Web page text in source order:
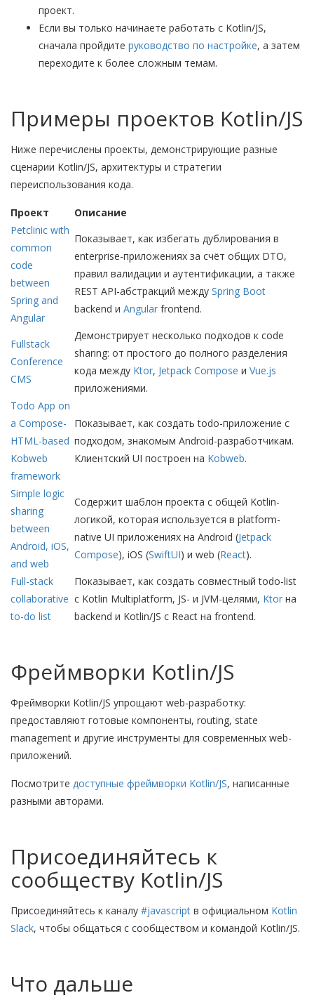
проект.
Если вы только начинаете работать с Kotlin/JS,
сначала пройдите руководство по настройке, а затем
переходите к более сложным темам.
Примеры проектов Kotlin/JS
Ниже перечислены проекты, демонстрирующие разные
сценарии Kotlin/JS, архитектуры и стратегии
переиспользования кода.
Проект
Описание
Petclinic with
common
code
between
Spring and
Angular
Показывает, как избегать дублирования в
enterprise-приложениях за счёт общих DTO,
правил валидации и аутентификации, а также
REST API-абстракций между Spring Boot
backend и Angular frontend.
Fullstack
Conference
CMS
Демонстрирует несколько подходов к code
sharing: от простого до полного разделения
кода между Ktor, Jetpack Compose и Vue.js
приложениями.
Todo App on
a Compose-
HTML-based
Kobweb
framework
Показывает, как создать todo-приложение с
подходом, знакомым Android-разработчикам.
Клиентский UI построен на Kobweb.
Simple logic
sharing
between
Android, iOS,
and web
Содержит шаблон проекта с общей Kotlin-
логикой, которая используется в platform-
native UI приложениях на Android (Jetpack
Compose), iOS (SwiftUI) и web (React).
Full-stack
collaborative
to-do list
Показывает, как создать совместный todo-list
с Kotlin Multiplatform, JS- и JVM-целями, Ktor на
backend и Kotlin/JS с React на frontend.
Фреймворки Kotlin/JS
Фреймворки Kotlin/JS упрощают web-разработку:
предоставляют готовые компоненты, routing, state
management и другие инструменты для современных web-
приложений.
Посмотрите доступные фреймворки Kotlin/JS, написанные
разными авторами.
Присоединяйтесь к
сообществу Kotlin/JS
Присоединяйтесь к каналу #javascript в официальном Kotlin
Slack, чтобы общаться с сообществом и командой Kotlin/JS.
Что дальше